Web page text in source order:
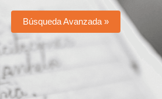
Búsqueda Avanzada »